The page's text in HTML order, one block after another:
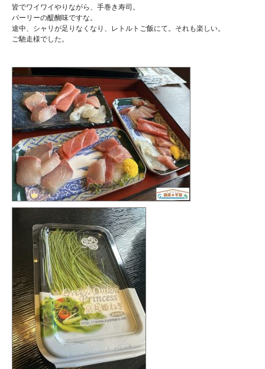
皆でワイワイやりながら、手巻き寿司。
パーリーの醍醐味ですな。
途中、シャリが足りなくなり、レトルトご飯にて。それも楽しい。
ご馳走様でした。